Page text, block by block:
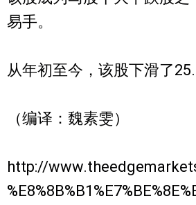
易手。
从年初至今，该股下滑了
（编译：魏素雯）
http://